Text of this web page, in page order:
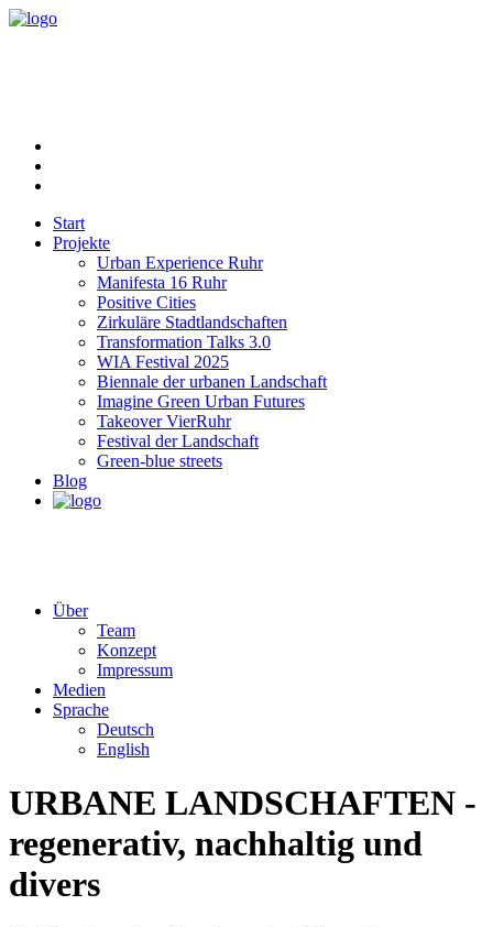
Start
Projekte
Urban Experience Ruhr
Manifesta 16 Ruhr
Positive Cities
Zirkuläre Stadtlandschaften
Transformation Talks 3.0
WIA Festival 2025
Biennale der urbanen Landschaft
Imagine Green Urban Futures
Takeover VierRuhr
Festival der Landschaft
Green-blue streets
Blog
Über
Team
Konzept
Impressum
Medien
Sprache
Deutsch
English
URBANE LANDSCHAFTEN -
regenerativ, nachhaltig und
divers